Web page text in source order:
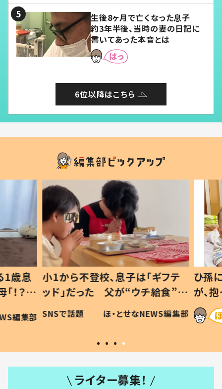
生後8ヶ月で亡くなった息子
約3年半後、当時の妻の日記に
書いてあった本音とは
6位以降はこちら
歳息
？」
編集部
小1から不登校、息子は「ギフテ
ッド」だった 父が“ウチ給食”を
作り続ける理由とは #令和の親
#令和の子
SNSで話題 ほ・とせなNEWS編集部
ひ孫
が、
「涙
い」
ライター募集！